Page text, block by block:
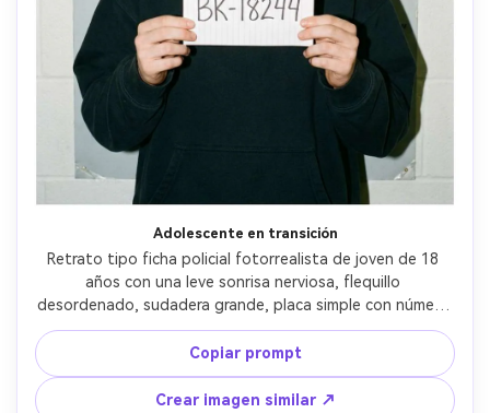
Adolescente en transición
Retrato tipo ficha policial fotorrealista de joven de 18
años con una leve sonrisa nerviosa, flequillo
desordenado, sudadera grande, placa simple con número
de ficha, pared de tabla de alturas gris claro, flash
directo, grano sutil, tomada con 50mm, encuadre pecho-
arriba, piel natural y aspecto juvenil auténtico --ar 4:5
Copiar prompt
Crear imagen similar ↗